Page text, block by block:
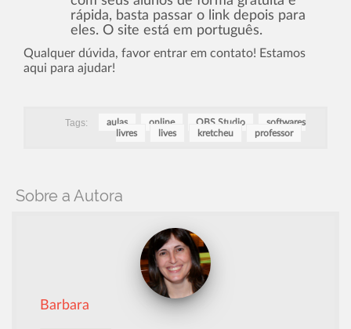
rápida, basta passar o link depois para
eles. O site está em português.
Qualquer dúvida, favor entrar em contato! Estamos
aqui para ajudar!
Tags: aulas online OBS Studio
softwares
livres
lives kretcheu professor
Sobre a Autora
Barbara